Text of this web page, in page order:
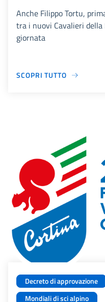
Anche Filippo Tortu,
tra i nuovi Cavalieri
giornata
SCOPRI TUTTO
Decreto di approvazione
Mondiali di sci alpino